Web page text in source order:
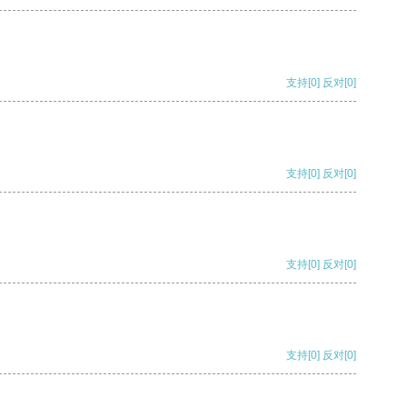
支持[0] 反对[0]
支持[0] 反对[0]
支持[0] 反对[0]
支持[0] 反对[0]